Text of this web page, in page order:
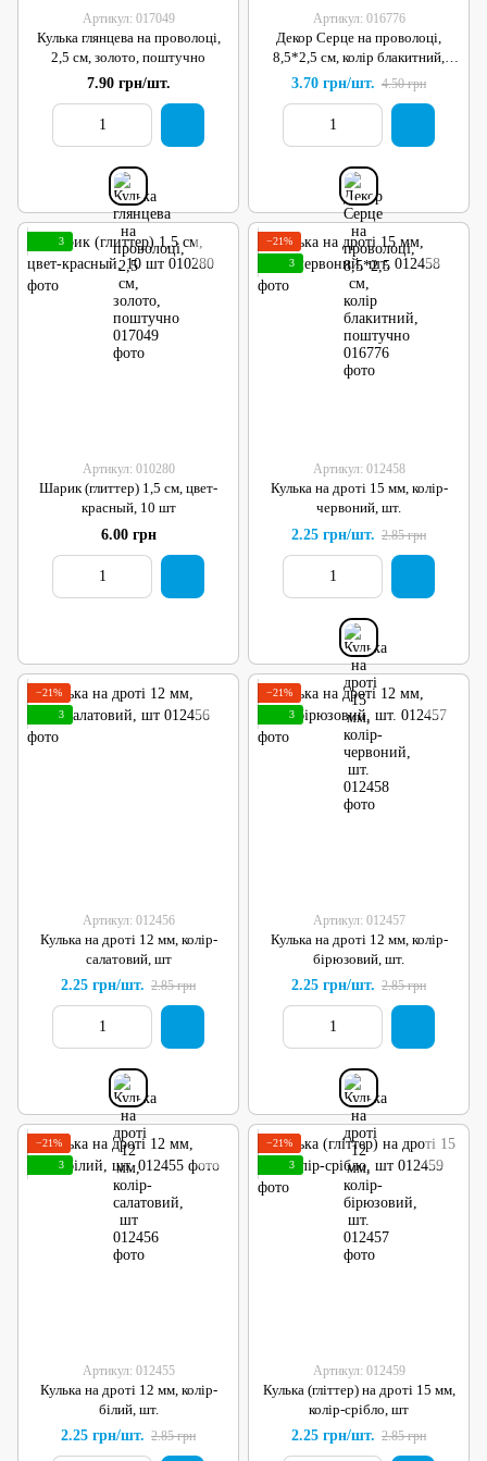
Артикул: 017049
Кулька глянцева на проволоці,
2,5 см, золото, поштучно
7.90 грн/шт.
Артикул: 016776
Декор Серце на проволоці,
8,5*2,5 см, колір блакитний,
поштучно
3.70 грн/шт. 4.50 грн
3
Артикул: 010280
Шарик (глиттер) 1,5 см, цвет-
красный, 10 шт
6.00 грн
−21%
3
Артикул: 012458
Кулька на дроті 15 мм, колір-
червоний, шт.
2.25 грн/шт. 2.85 грн
−21%
3
Артикул: 012456
Кулька на дроті 12 мм, колір-
салатовий, шт
2.25 грн/шт. 2.85 грн
−21%
3
Артикул: 012457
Кулька на дроті 12 мм, колір-
бірюзовий, шт.
2.25 грн/шт. 2.85 грн
−21%
3
Артикул: 012455
Кулька на дроті 12 мм, колір-
білий, шт.
2.25 грн/шт. 2.85 грн
−21%
3
Артикул: 012459
Кулька (гліттер) на дроті 15 мм,
колір-срібло, шт
2.25 грн/шт. 2.85 грн